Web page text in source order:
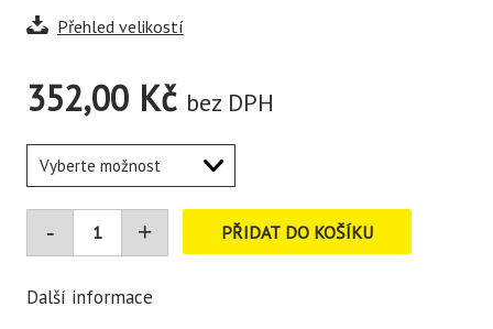
Přehled velikostí
352,00 Kč bez DPH
PŘIDAT DO KOŠÍKU
Další informace